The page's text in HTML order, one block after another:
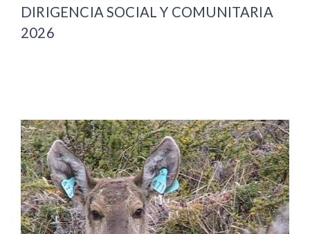
DIRIGENCIA SOCIAL Y COMUNITARIA
2026